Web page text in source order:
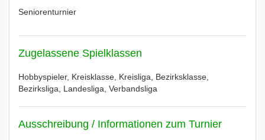
Seniorenturnier
Zugelassene Spielklassen
Hobbyspieler, Kreisklasse, Kreisliga, Bezirksklasse,
Bezirksliga, Landesliga, Verbandsliga
Ausschreibung / Informationen zum Turnier